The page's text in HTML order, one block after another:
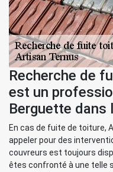
Recherche de
est un
Berguette dans
En cas de fuite de toiture,
appeler pour des
couvreurs est toujours
êtes confronté à une telle